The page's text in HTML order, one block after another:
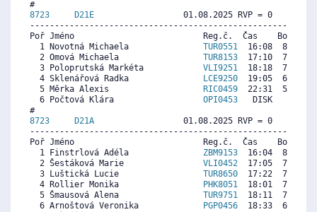
8723
D21E
01.08.2025 RVP = 0     IP
Poř Jméno                          Reg.č.  Čas    Body
  1 Novotná Michaela
TUR0551
16:08  8247
  2 Omová Michaela
TUR8153
17:10  7780
  3 Poloprutská Markéta
VLI9251
18:18  7268
  4 Sklenářová Radka
LCE9250
19:05  6915
  5 Měrka Alexis
RIC0459
22:31  5365
  6 Počtová Klára
OPI0453
DISK     0
8723
D21A
01.08.2025 RVP = 0     IP
Poř Jméno                          Reg.č.  Čas    Body
  1 Finstrlová Adéla
ZBM9153
16:04  8084
  2 Šestáková Marie
VLI0452
17:05  7618
  3 Luštická Lucie
TUR8650
17:22  7487
  4 Rollier Monika
PHK8051
18:01  7189
  5 Šmausová Alena
TUR9751
18:11  7113
  6 Arnoštová Veronika
PGP0456
18:33  6944